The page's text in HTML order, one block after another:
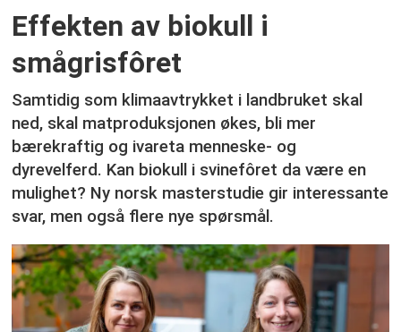
Effekten av biokull i
smågrisfôret
Samtidig som klimaavtrykket i landbruket skal
ned, skal matproduksjonen økes, bli mer
bærekraftig og ivareta menneske- og
dyrevelferd. Kan biokull i svinefôret da være en
mulighet? Ny norsk masterstudie gir interessante
svar, men også flere nye spørsmål.